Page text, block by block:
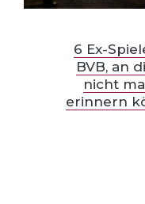
6 Ex-
BVB, an
nicht
erinnern